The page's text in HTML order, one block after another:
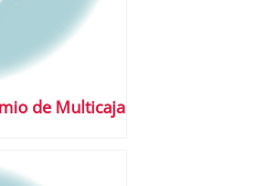
de Multicaja